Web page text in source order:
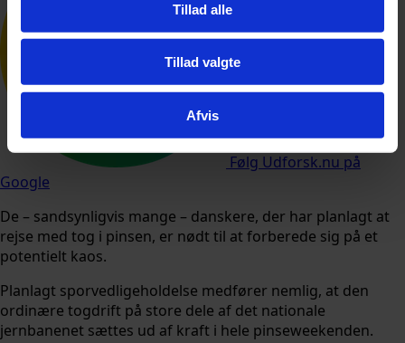
Tillad alle
Tillad valgte
Afvis
Følg Udforsk.nu på
Google
De – sandsynligvis mange – danskere, der har planlagt at
rejse med tog i pinsen, er nødt til at forberede sig på et
potentielt kaos.
Planlagt sporvedligeholdelse medfører nemlig, at den
ordinære togdrift på store dele af det nationale
jernbanenet sættes ud af kraft i hele pinseweekenden.